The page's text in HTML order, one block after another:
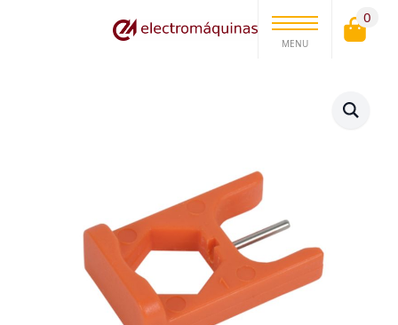
MENU
0